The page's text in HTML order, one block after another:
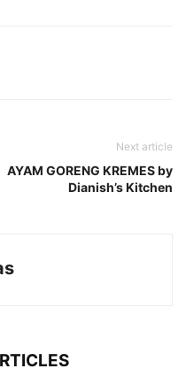
Next article
AYAM GORENG KREMES by
Dianish’s Kitchen